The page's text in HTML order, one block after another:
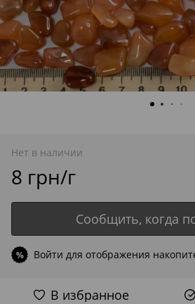
Нет в наличии
8 грн/г
Сообщить, когда
% Войти для отображения
В избранное